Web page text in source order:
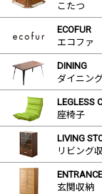
こたつ
ECOFUR
エコファ
DINING
ダイニン
LEGLESS
座椅子
LIVING
リビング
玄関収納